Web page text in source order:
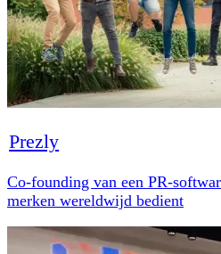
Prezly
Co-founding van een PR-
merken wereldwijd bedient